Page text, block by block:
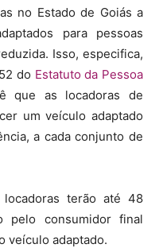
no Estado de Goiás a
para pessoas
Isso, especifica,
do Estatuto da Pessoa
que as locadoras de
um veículo adaptado
a cada conjunto de
terão até 48
pelo consumidor final
veículo adaptado.